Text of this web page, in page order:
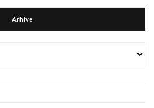
Arhive